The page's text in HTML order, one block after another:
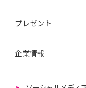
プレゼント
企業情報